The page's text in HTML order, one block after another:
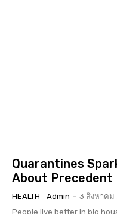
Quarantines
About Precedent
HEALTH Admin - 3 สิงหาคม
People live better in big